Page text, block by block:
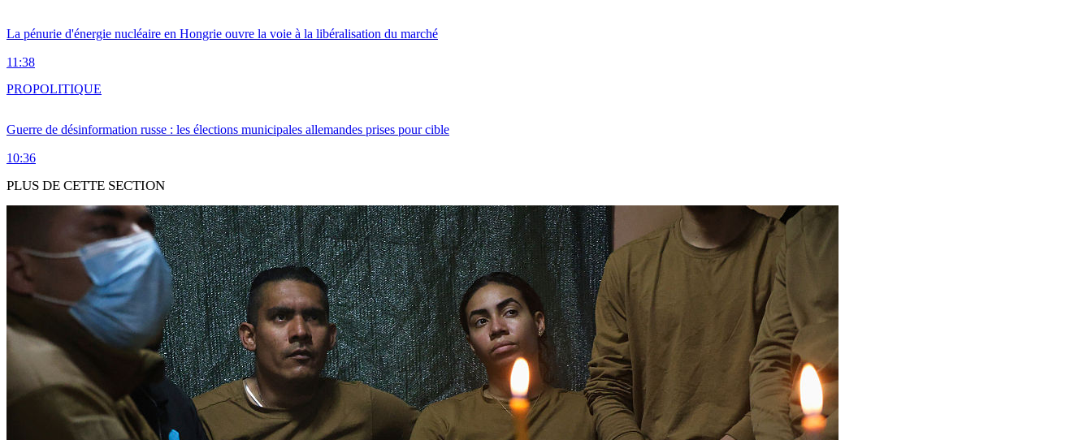
La pénurie d'énergie nucléaire en Hongrie ouvre la voie à la libéralisation du marché
11:38
Guerre de désinformation russe : les élections municipales allemandes prises pour cible
10:36
PROPOLITIQUE
PLUS DE CETTE SECTION